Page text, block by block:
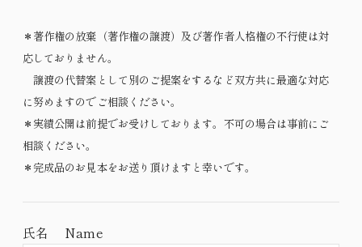
＊著作権の放棄（著作権の譲渡）及び著作者人格権の不行使は対
応しておりません。
​ 譲渡の代替案として別のご提案をするなど双方共に最適な対応
に努めますのでご相談ください。
＊​実績公開は前提でお受けしております。 不可の場合は事前にご
相談ください。
＊完成品のお見本をお送り頂けますと幸いです。
氏名 Name